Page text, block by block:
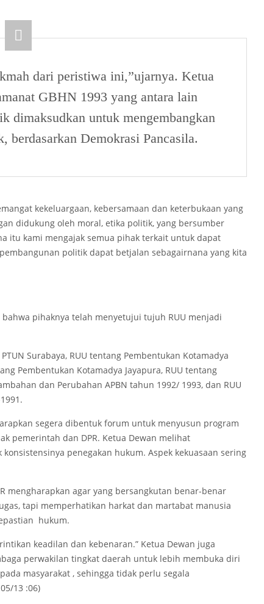
dari peristiwa ini,”ujarnya. Ketua
GBHN 1993 yang antara lain
dimaksudkan untuk mengembangkan
berdasarkan Demokrasi Pancasila.
kekeluargaan, kebersamaan dan keterbukaan yang
didukung oleh moral, etika politik, yang bersumber
itu kami mengajak semua pihak terkait untuk dapat
politik dapat betjalan sebagairnana yang kita
pihaknya telah menyetujui tujuh RUU menjadi
Surabaya, RUU tentang Pembentukan Kotamadya
Pembentukan Kotamadya Jayapura, RUU tentang
dan Perubahan APBN tahun 1992/ 1993, dan RUU
segera dibentuk forum untuk menyusun program
pemerintah dan DPR. Ketua Dewan melihat
penegakan hukum. Aspek kekuasaan sering
mengharapkan agar yang bersangkutan benar-benar
tapi memperhatikan harkat dan martabat manusia
hukum.
keadilan dan kebenaran.” Ketua Dewan juga
perwakilan tingkat daerah untuk lebih membuka diri
masyarakat , sehingga tidak perlu segala
13 :06)